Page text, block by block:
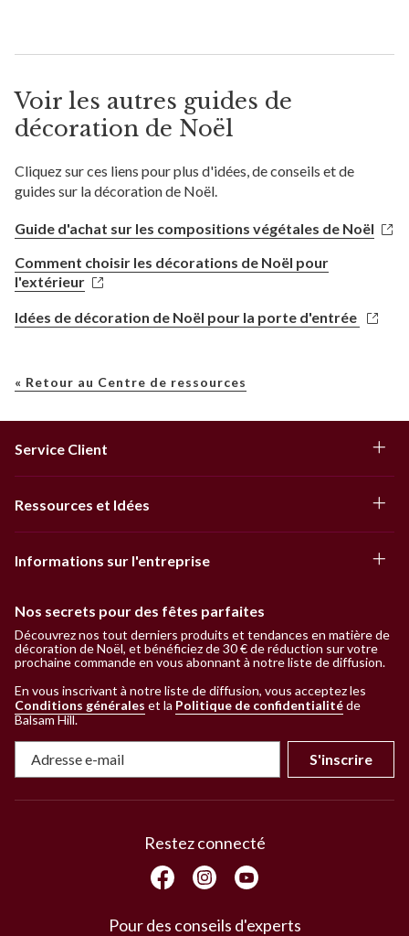
Voir les autres guides de
décoration de Noël
Cliquez sur ces liens pour plus d'idées, de conseils et de
guides sur la décoration de Noël.
Guide d'achat sur les compositions végétales de Noël
Comment choisir les décorations de Noël pour
l'extérieur
Idées de décoration de Noël pour la porte d'entrée
« Retour au Centre de ressources
Service Client
Ressources et Idées
Informations sur l'entreprise
Nos secrets pour des fêtes parfaites
Découvrez nos tout derniers produits et tendances en matière de
décoration de Noël, et bénéficiez de 30 € de réduction sur votre
prochaine commande en vous abonnant à notre liste de diffusion.
En vous inscrivant à notre liste de diffusion, vous acceptez les
Conditions générales et la Politique de confidentialitéde
Balsam Hill.
S'inscrire
Restez connecté
Pour des conseils d'experts